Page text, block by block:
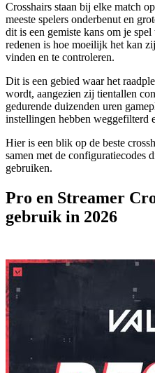
Crosshairs staan bij elke match
meeste spelers onderbenut en
dit is een gemiste kans om je
redenen is hoe moeilijk het kan
vinden en te controleren.
Dit is een gebied waar het
wordt, aangezien zij tientallen
gedurende duizenden uren
instellingen hebben weggefilterd
Hier is een blik op de beste
samen met de configuratiecodes
gebruiken.
Pro en Streamer
gebruik in 2026